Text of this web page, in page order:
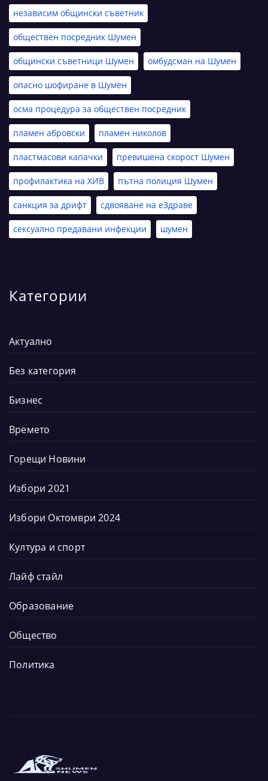
независим общински съветник
обществен посредник Шумен
общински съветници Шумен омбудсман на Шумен
опасно шофиране в Шумен
осма процедура за обществен посредник
пламен абровски пламен николов
пластмасови капачки превишена скорост Шумен
профилактика на ХИВ пътна полиция Шумен
санкция за дрифт сдвояване на еЗдраве
сексуално предавани инфекции шумен
Категории
Актуално
Без категория
Бизнес
Времето
Горещи Новини
Избори 2021
Избори Октомври 2024
Култура и спорт
Лайф стайл
Образование
Общество
Политика